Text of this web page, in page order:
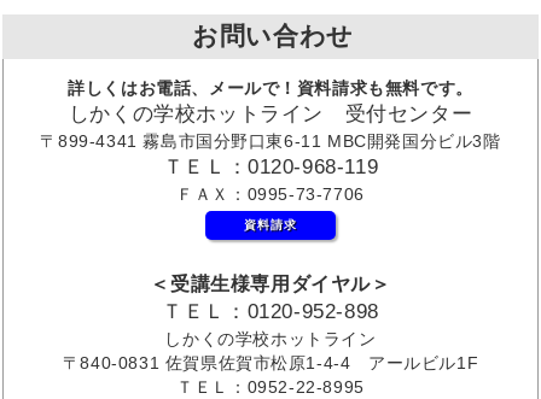
お問い合わせ
詳しくはお電話、メールで！資料請求も無料です。
しかくの学校ホットライン 受付センター
〒899-4341 霧島市国分野口東6-11 MBC開発国分ビル3階
ＴＥＬ：0120-968-119
ＦＡＸ：0995-73-7706
資料請求
＜受講生様専用ダイヤル＞
ＴＥＬ：0120-952-898
しかくの学校ホットライン
〒840-0831 佐賀県佐賀市松原1-4-4 アールビル1F
ＴＥＬ：0952-22-8995